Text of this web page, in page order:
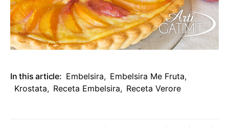
In this article: Embelsira, Embelsira Me Fruta,
Krostata, Receta Embelsira, Receta Verore